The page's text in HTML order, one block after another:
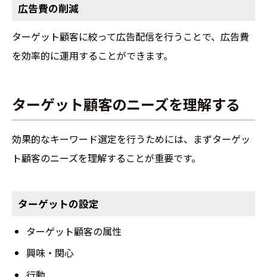
広告費の削減
ターゲット顧客に絞って広告配信を行うことで、広告費
を効率的に運用することができます。
ターゲット顧客のニーズを理解する
効果的なキーワード選定を行うためには、まずターゲッ
ト顧客のニーズを理解することが重要です。
ターゲットの設定
ターゲット顧客の属性
興味・関心